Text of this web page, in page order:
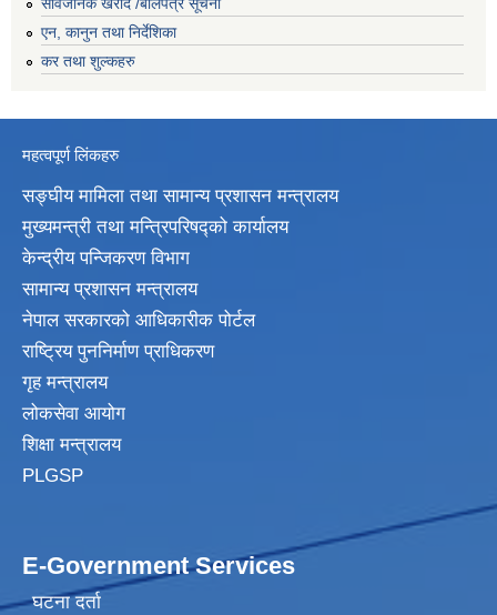
सार्वजनिक खरीद /बोलपत्र सूचना
एन, कानुन तथा निर्देशिका
कर तथा शुल्कहरु
महत्वपूर्ण लिंकहरु
सङ्घीय मामिला तथा सामान्य प्रशासन मन्त्रालय
मुख्यमन्त्री तथा मन्त्रिपरिषद्‍को कार्यालय
केन्द्रीय पन्जिकरण विभाग
सामान्य प्रशासन मन्त्रालय
नेपाल सरकारको आधिकारीक पोर्टल
राष्ट्रिय पुननिर्माण प्राधिकरण
गृह मन्त्रालय
लोकसेवा आयोग
शिक्षा मन्त्रालय
PLGSP
E-Government Services
घटना दर्ता